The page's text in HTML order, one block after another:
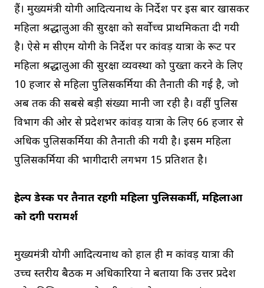
हैं। मुख्यमंत्री योगी आदित्यनाथ के निर्देश पर इस बार खासकर
महिला श्रद्धालुओं की सुरक्षा को सर्वोच्च प्राथमिकता दी गयी
है। ऐसे में सीएम योगी के निर्देश पर कांवड़ यात्रा के रूट पर
महिला श्रद्धालुओं की सुरक्षा व्यवस्था को पुख्ता करने के लिए
10 हजार से महिला पुलिसकर्मियों की तैनाती की गई है, जो
अब तक की सबसे बड़ी संख्या मानी जा रही है। वहीं पुलिस
विभाग की ओर से प्रदेशभर कांवड़ यात्रा के लिए 66 हजार से
अधिक पुलिसकर्मियों की तैनाती की गयी है। इसमें महिला
पुलिसकर्मियों की भागीदारी लगभग 15 प्रतिशत है।
हेल्प डेस्क पर तैनात रहेंगी महिला पुलिसकर्मी, महिलाओं
काे देंगी परामर्श
मुख्यमंत्री योगी आदित्यनाथ को हाल ही में कांवड़ यात्रा की
उच्च स्तरीय बैठक में अधिकारियों ने बताया कि उत्तर प्रदेश